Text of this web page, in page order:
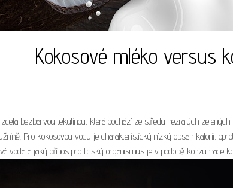
Kokosové mléko versus
bezbarvou tekutinou, která pochází ze středu nezralých
Pro kokosovou vodu je charakteristický nízký obsah kalorií,
voda a jaký přínos pro lidský organismus je v podobě konzumace